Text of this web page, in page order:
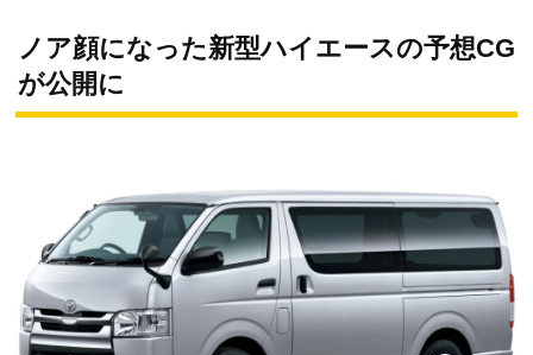
ノア顔になった新型ハイエースの予想CG
が公開に